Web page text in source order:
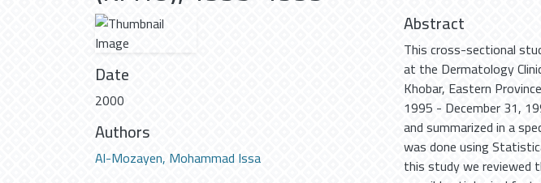
Date
2000
Authors
Al-Mozayen, Mohammad Issa
Abstract
This cross-sectional
at the Dermatology
Khobar, Eastern
1995 - December 31,
and summarized in a
was done using
this study we reviewed